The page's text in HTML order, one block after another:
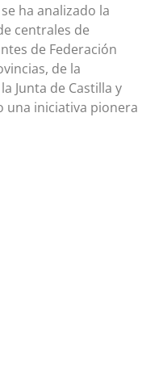
ha analizado la
centrales de
de Federación
de la
Junta de Castilla y
una iniciativa pionera